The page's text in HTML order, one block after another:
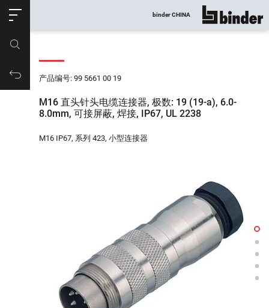
购物车
binder CHINA 显示所有
产品编号: 99 5661 00 19
M16 直头针头电缆连接器, 极数: 19 (19-a), 6.0-
8.0mm, 可接屏蔽, 焊接, IP67, UL 2238
M16 IP67, 系列 423, 小型连接器